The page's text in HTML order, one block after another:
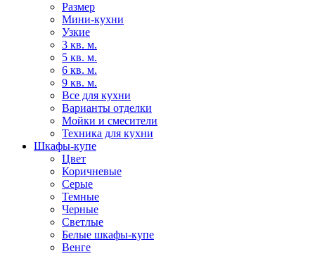
Размер
Мини-кухни
Узкие
3 кв. м.
5 кв. м.
6 кв. м.
9 кв. м.
Все для кухни
Варианты отделки
Мойки и смесители
Техника для кухни
Шкафы-купе
Цвет
Коричневые
Серые
Темные
Черные
Светлые
Белые шкафы-купе
Венге